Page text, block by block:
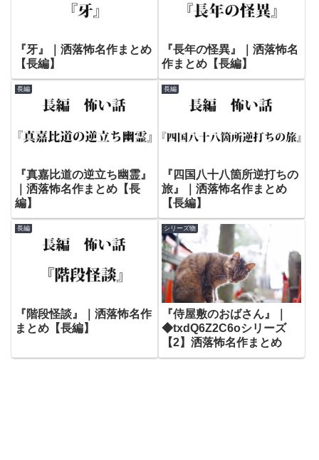
『牙』｜洒落怖名作まとめ
【長編】
『長年の怪異』｜洒落怖名
作まとめ【長編】
長編
『真嘉比道の逆立ち幽霊』
｜洒落怖名作まとめ【長
編】
長編
『四国八十八箇所逆打ちの
旅』｜洒落怖名作まとめ
【長編】
長編
『階段怪談』｜洒落怖名作
まとめ【長編】
シリーズ物
『侍屋敷のおばさん』｜
◆txdQ6Z2C6oシリーズ
【2】洒落怖名作まとめ